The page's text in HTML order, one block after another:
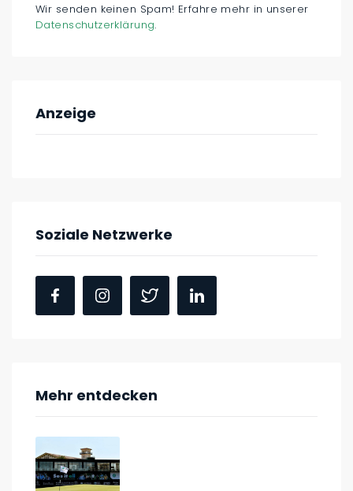
Wir senden keinen Spam! Erfahre mehr in unserer
Datenschutzerklärung.
Anzeige
Soziale Netzwerke
Mehr entdecken